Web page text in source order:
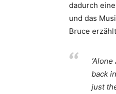
dadurch
und das
Bruce
back
just